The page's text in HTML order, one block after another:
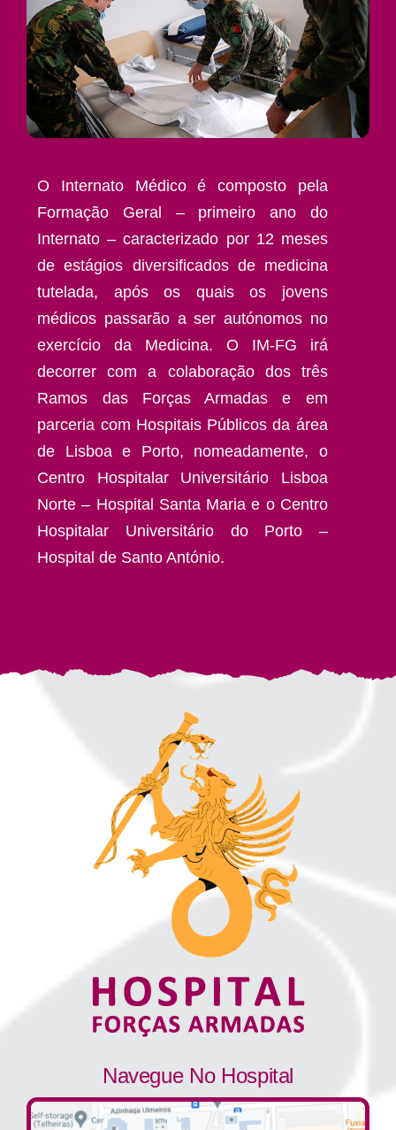
O Internato Médico é composto pela
Formação Geral – primeiro ano do
Internato – caracterizado por 12 meses
de estágios diversificados de medicina
tutelada, após os quais os jovens
médicos passarão a ser autónomos no
exercício da Medicina. O IM-FG irá
decorrer com a colaboração dos três
Ramos das Forças Armadas e em
parceria com Hospitais Públicos da área
de Lisboa e Porto, nomeadamente, o
Centro Hospitalar Universitário Lisboa
Norte – Hospital Santa Maria e o Centro
Hospitalar Universitário do Porto –
Hospital de Santo António.
Navegue No Hospital